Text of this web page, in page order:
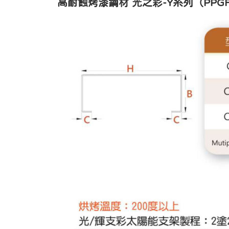
高耐蝕烤漆鋼材 光之彩-Y系列 （